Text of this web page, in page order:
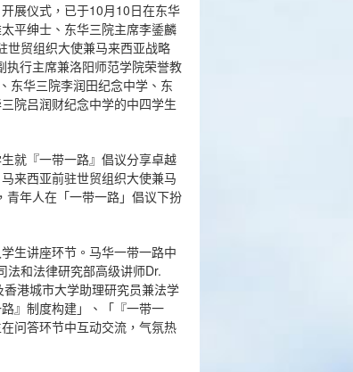
展仪式，已于10月10日在东华
平绅士、东华三院主席李鋈麟
世贸组织大使兼马来西亚战略
行主席兼洛阳师范学院荣誉教
东华三院李润田纪念中学、东
院吕润财纪念中学的中四学生
就『一带一路』倡议分享卓越
来西亚前驻世贸组织大使兼马
年人在「一带一路」倡议下扮
生讲座环节。马华一带一路中
法和法律研究部高级讲师Dr.
港城市大学助理研究员兼法学
』制度构建」、「『一带一
问答环节中互动交流，气氛热